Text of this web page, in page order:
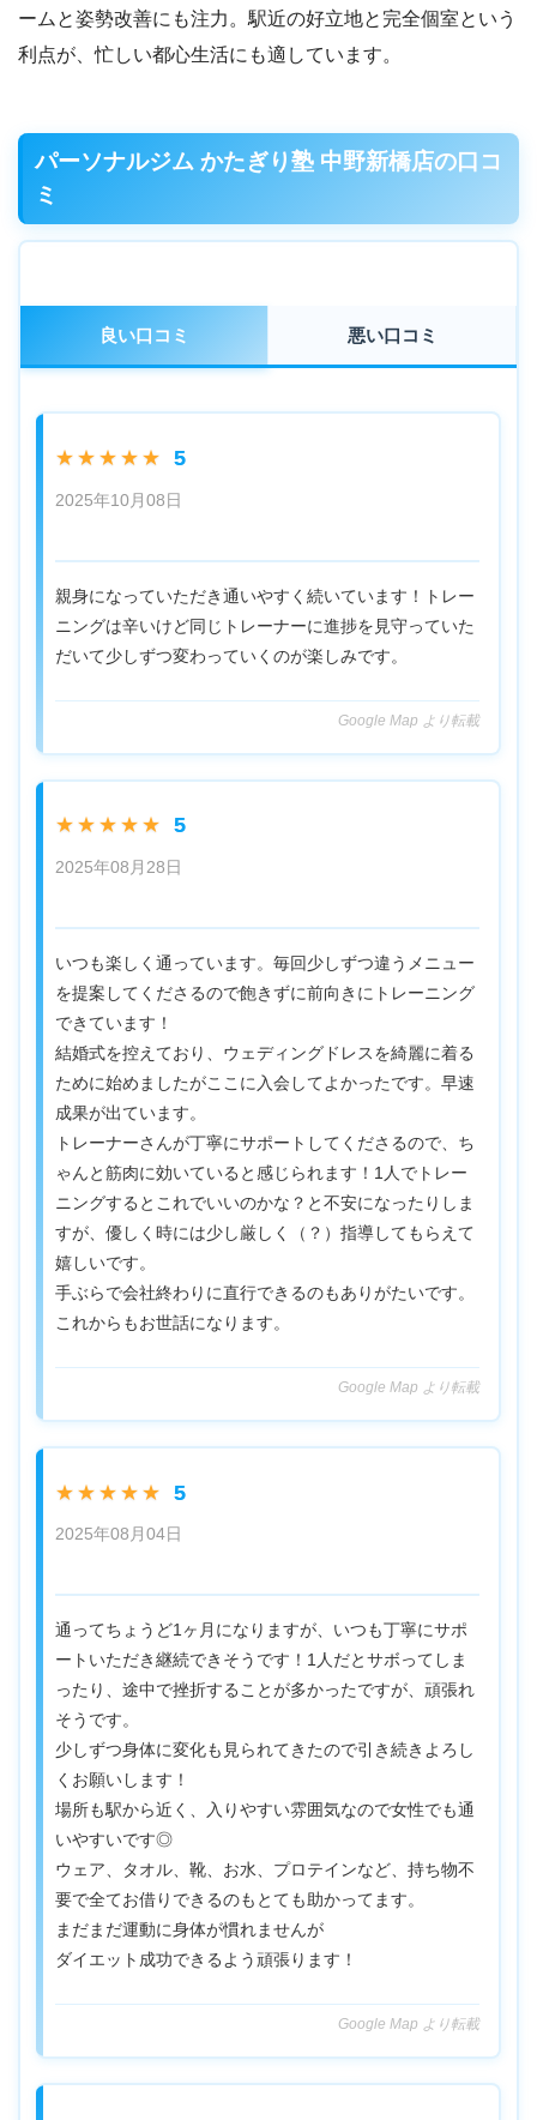
ームと姿勢改善にも注力。駅近の好立地と完全個室という
利点が、忙しい都心生活にも適しています。
パーソナルジム かたぎり塾 中野新橋店の口コ
ミ
良い口コミ 悪い口コミ
★★★★★ 5
2025年10月08日
親身になっていただき通いやすく続いています！トレー
ニングは辛いけど同じトレーナーに進捗を見守っていた
だいて少しずつ変わっていくのが楽しみです。
Google Map より転載
★★★★★ 5
2025年08月28日
いつも楽しく通っています。毎回少しずつ違うメニュー
を提案してくださるので飽きずに前向きにトレーニング
できています！
結婚式を控えており、ウェディングドレスを綺麗に着る
ために始めましたがここに入会してよかったです。早速
成果が出ています。
トレーナーさんが丁寧にサポートしてくださるので、ち
ゃんと筋肉に効いていると感じられます！1人でトレー
ニングするとこれでいいのかな？と不安になったりしま
すが、優しく時には少し厳しく（？）指導してもらえて
嬉しいです。
手ぶらで会社終わりに直行できるのもありがたいです。
これからもお世話になります。
Google Map より転載
★★★★★ 5
2025年08月04日
通ってちょうど1ヶ月になりますが、いつも丁寧にサポ
ートいただき継続できそうです！1人だとサボってしま
ったり、途中で挫折することが多かったですが、頑張れ
そうです。
少しずつ身体に変化も見られてきたので引き続きよろし
くお願いします！
場所も駅から近く、入りやすい雰囲気なので女性でも通
いやすいです◎
ウェア、タオル、靴、お水、プロテインなど、持ち物不
要で全てお借りできるのもとても助かってます。
まだまだ運動に身体が慣れませんが
ダイエット成功できるよう頑張ります！
Google Map より転載